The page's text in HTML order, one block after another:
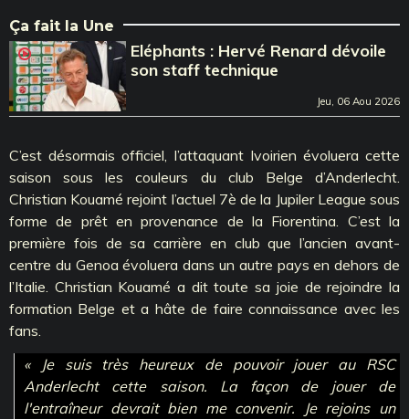
Ça fait la Une
Eléphants : Hervé Renard dévoile
son staff technique
Jeu, 06 Aou 2026
C’est désormais officiel, l’attaquant Ivoirien évoluera cette
saison sous les couleurs du club Belge d’Anderlecht.
Christian Kouamé rejoint l’actuel 7è de la Jupiler League sous
forme de prêt en provenance de la Fiorentina. C’est la
première fois de sa carrière en club que l’ancien avant-
centre du Genoa évoluera dans un autre pays en dehors de
l’Italie. Christian Kouamé a dit toute sa joie de rejoindre la
formation Belge et a hâte de faire connaissance avec les
fans.
« Je suis très heureux de pouvoir jouer au RSC
Anderlecht cette saison. La façon de jouer de
l'entraîneur devrait bien me convenir. Je rejoins un